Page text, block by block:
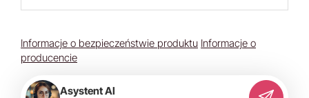
Informacje o bezpieczeństwie produktu Informacje o
producencie
Asystent AI